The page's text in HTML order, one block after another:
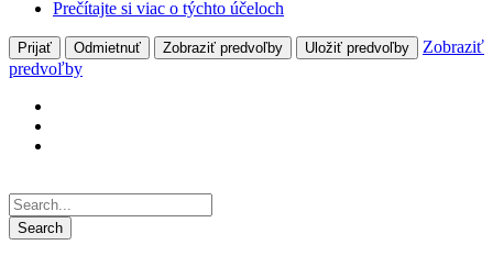
Prečítajte si viac o týchto účeloch
Prijať Odmietnuť Zobraziť predvoľby Uložiť predvoľby
Zobraziť
predvoľby